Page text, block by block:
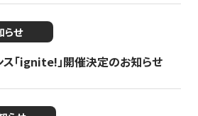
らせ
ス「ignite!」開催決定のお知らせ